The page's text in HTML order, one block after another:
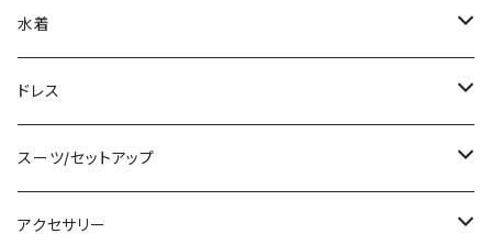
ノースリーブ
その他
チュニック
ベアトップ/チューブトップ
カーディガン/ボレロ
ニット/セーター
パーカー
ロング丈
デニム
レギンス
その他
ミディアム/ミモレ
ロング
その他
コート
ジャケット
その他
水着
タンキニ
バンドゥビキニ
ワンピース
ドレス
ミニ/ショート
ミディアム/ミモレ
スーツ/セットアップ
パンツスーツ
アクセサリー